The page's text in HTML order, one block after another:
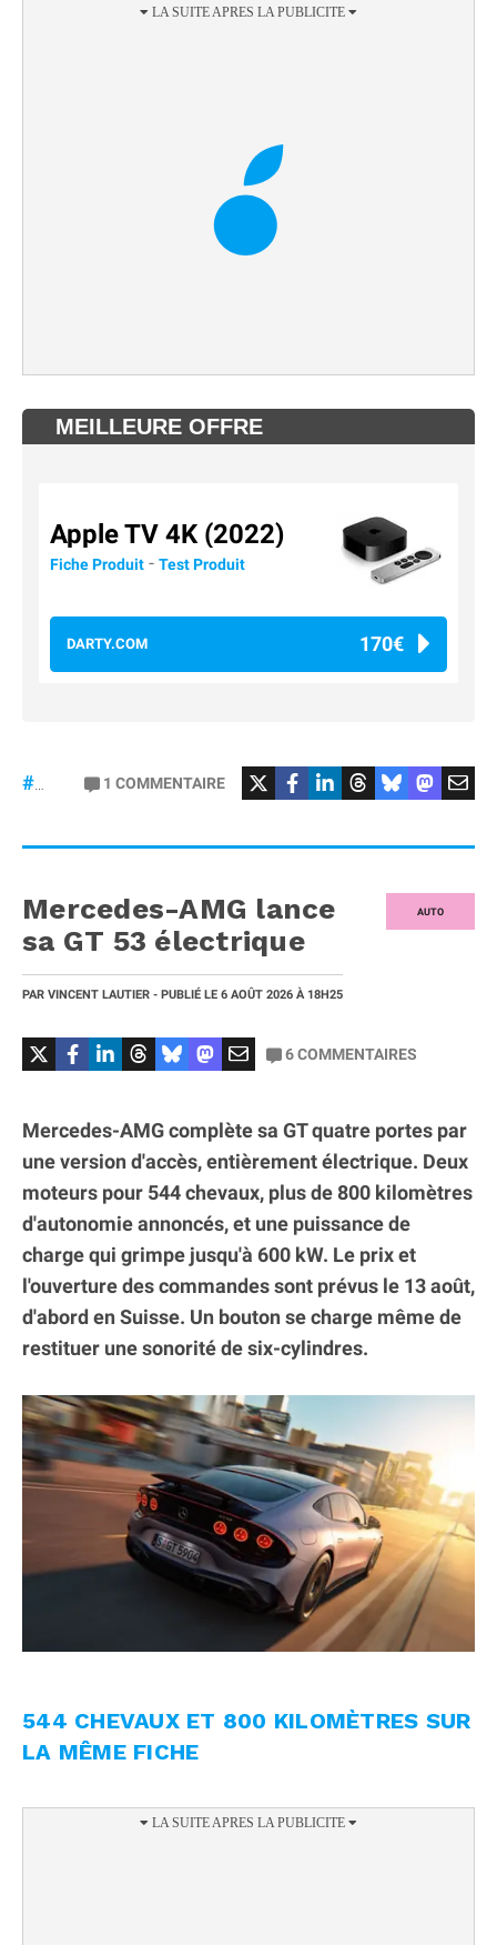
MEILLEURE OFFRE
Apple TV 4K (2022)
Fiche Produit - Test Produit
DARTY.COM 170€
#DisneyPlus #Football #liga
1 COMMENTAIRE
AUTO
Mercedes-AMG lance
sa GT 53 électrique
PAR VINCENT LAUTIER - PUBLIÉ LE 6 AOÛT 2026 À 18H25
6COMMENTAIRES
Mercedes-AMG complète sa GT quatre portes par
une version d'accès, entièrement électrique. Deux
moteurs pour 544 chevaux, plus de 800 kilomètres
d'autonomie annoncés, et une puissance de
charge qui grimpe jusqu'à 600 kW. Le prix et
l'ouverture des commandes sont prévus le 13 août,
d'abord en Suisse. Un bouton se charge même de
restituer une sonorité de six-cylindres.
544 CHEVAUX ET 800 KILOMÈTRES SUR
LA MÊME FICHE